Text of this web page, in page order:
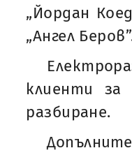
„Йордан
„Ангел
клиенти за
разбиране.